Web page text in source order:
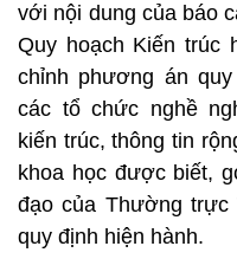
với nội dung của báo
Quy hoạch Kiến trúc
chỉnh phương án
các tổ chức nghề
kiến trúc, thông tin
khoa học được biết,
đạo của Thường trực
quy định hiện hành.